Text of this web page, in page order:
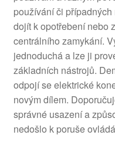
používání či
dojít k opotřebení nebo
centrálního zamykání.
jednoduchá a lze ji
základních nástrojů.
odpojí se elektrické
novým dílem.
správné usazení a
nedošlo k poruše